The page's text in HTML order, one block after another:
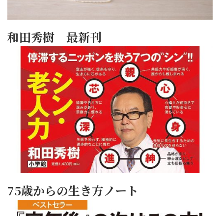
和田秀樹 最新刊
75歳からの生き方ノート